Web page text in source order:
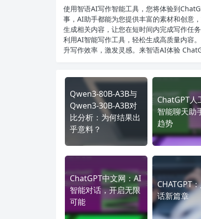
使用智语AI写作智能工具，您将体验到
事，AI助手都能为您提供丰富的素材和创意
生成相关内容，让您在短时间内完成写作任务
利用AI智能写作工具，轻松生成高质量内容
升写作效率，激发灵感。来智语AI体验
Qwen3-80B-A3B与
Qwen3-30B-A3B对
比分析：为何结果出
乎意料？
ChatGPT人
智能聊天助
趋势
ChatGPT中文网：AI
智能对话，开启无限
可能
CHATGPT
话新篇章